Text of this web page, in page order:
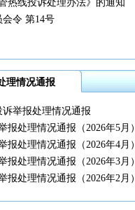
热线投诉处理办法》的通知
令 第14号
理情况通报
诉举报处理情况通报
报处理情况通报（2026年5月）
报处理情况通报（2026年4月）
报处理情况通报（2026年3月）
报处理情况通报（2026年2月）